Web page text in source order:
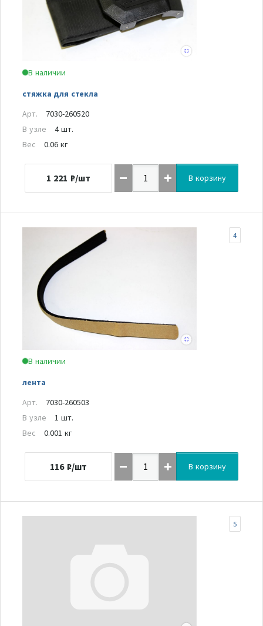
В наличии
стяжка для стекла
Арт.
7030-260520
В узле
4 шт.
Вес
0.06 кг
1 221 ₽/шт В корзину
В наличии
лента
4
Арт.
7030-260503
В узле
1 шт.
Вес
0.001 кг
116 ₽/шт В корзину
5